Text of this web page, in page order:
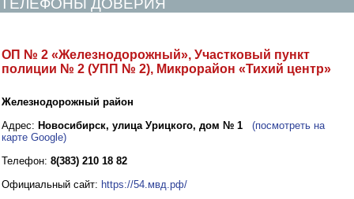
ТЕЛЕФОНЫ ДОВЕРИЯ
ОП № 2 «Железнодорожный», Участковый пункт
полиции № 2 (УПП № 2), Микрорайон «Тихий центр»
Железнодорожный район
Адрес: Новосибирск, улица Урицкого, дом № 1
(посмотреть на
карте Google)
Телефон: 8(383) 210 18 82
Официальный сайт: https://54.мвд.рф/